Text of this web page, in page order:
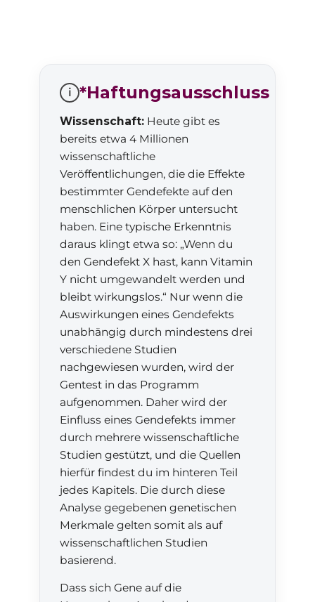
i *Haftungsausschluss
Wissenschaft: Heute gibt es
bereits etwa 4 Millionen
wissenschaftliche
Veröffentlichungen, die die Effekte
bestimmter Gendefekte auf den
menschlichen Körper untersucht
haben. Eine typische Erkenntnis
daraus klingt etwa so: „Wenn du
den Gendefekt X hast, kann Vitamin
Y nicht umgewandelt werden und
bleibt wirkungslos.“ Nur wenn die
Auswirkungen eines Gendefekts
unabhängig durch mindestens drei
verschiedene Studien
nachgewiesen wurden, wird der
Gentest in das Programm
aufgenommen. Daher wird der
Einfluss eines Gendefekts immer
durch mehrere wissenschaftliche
Studien gestützt, und die Quellen
hierfür findest du im hinteren Teil
jedes Kapitels. Die durch diese
Analyse gegebenen genetischen
Merkmale gelten somit als auf
wissenschaftlichen Studien
basierend.
Dass sich Gene auf die